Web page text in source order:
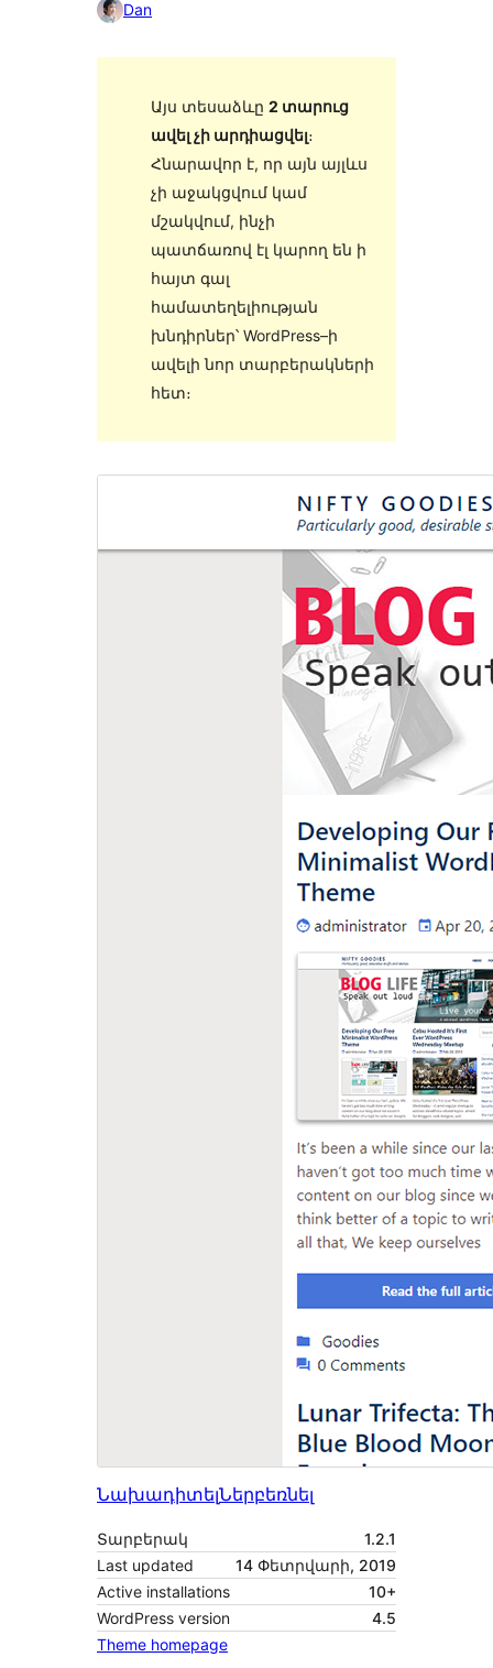
Dan
Այս տեսաձևը 2 տարուց
ավել չի արդիացվել։
Հնարավոր է, որ այն այլևս
չի աջակցվում կամ
մշակվում, ինչի
պատճառով էլ կարող են ի
հայտ գալ
համատեղելիության
խնդիրներ՝ WordPress–ի
ավելի նոր տարբերակների
հետ։
ՆախադիտելՆերբեռնել
Տարբերակ
1.2.1
Last updated
14 Փետրվարի, 2019
Active installations
10+
WordPress version
4.5
Theme homepage